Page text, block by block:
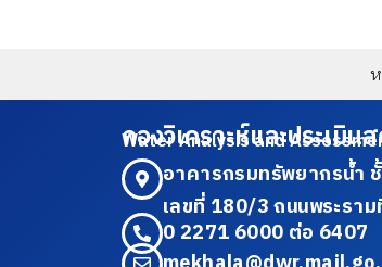
กองวิเคราะห์และประเมิ
Water Analysis and
อาคารกรมทรัพยากรน้ำ
เลขที่ 180/3 ถนนพระรา
0 2271 6000 ต่อ 6407